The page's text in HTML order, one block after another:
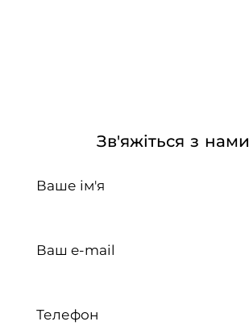
Зв'яжіться з нами
Ваше ім'я
Ваш e-mail
Телефон